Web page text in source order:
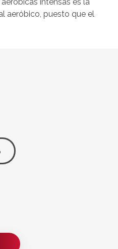
aeróbico, puesto que el